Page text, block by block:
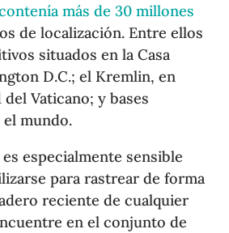
más de 30 millones
de localización. Entre ellos
situados en la Casa
D.C.; el Kremlin, en
Vaticano; y bases
mundo.
especialmente sensible
para rastrear de forma
reciente de cualquier
en el conjunto de